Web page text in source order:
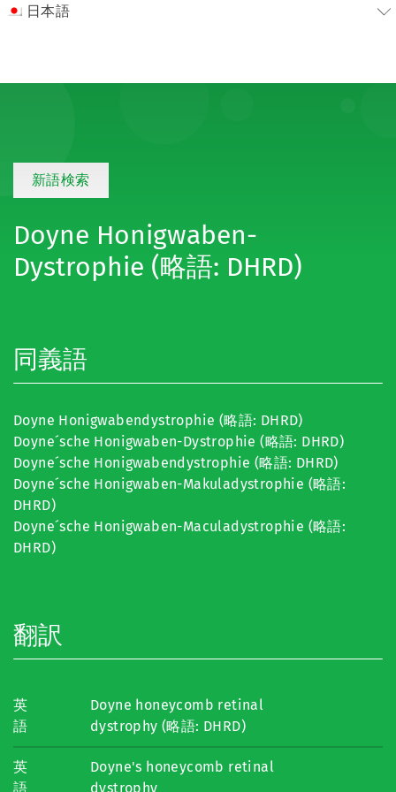
日本語
新語検索
Doyne Honigwaben-
Dystrophie (略語: DHRD)
同義語
Doyne Honigwabendystrophie (略語: DHRD)
Doyne´sche Honigwaben-Dystrophie (略語: DHRD)
Doyne´sche Honigwabendystrophie (略語: DHRD)
Doyne´sche Honigwaben-Makuladystrophie (略語:
DHRD)
Doyne´sche Honigwaben-Maculadystrophie (略語:
DHRD)
翻訳
英
語
Doyne honeycomb retinal
dystrophy (略語: DHRD)
英
語
Doyne's honeycomb retinal
dystrophy